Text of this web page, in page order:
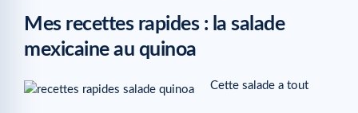
Mes recettes rapides : la salade
mexicaine au quinoa
Cette salade a tout